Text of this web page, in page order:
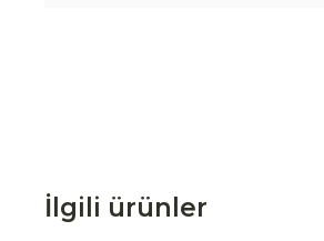
İlgili ürünler